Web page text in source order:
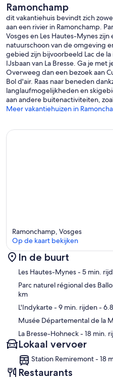
Ramonchamp
dit vakantiehuis bevindt zich
aan een rivier in Ramonchamp.
Vosges en Les Hautes-Mynes
natuurschoon van de omgeving
gebied zijn bijvoorbeeld Lac de
IJsbaan van La Bresse. Ga je met
Overweeg dan een bezoek aan
Bol d'air. Raas naar beneden
langlaufmogelijkheden en
aan andere buitenactiviteiten,
Meer vakantiehuizen in
Ramonchamp, Vosges
Op de kaart bekijken
In de buurt
Les Hautes-Mynes- 5 min.
Parc naturel régional des
km
L'Indykarte- 9 min. rijden-
Musée Départemental de la
La Bresse-Hohneck- 18 min.
Lokaal vervoer
Station Remiremont - 18
Restaurants